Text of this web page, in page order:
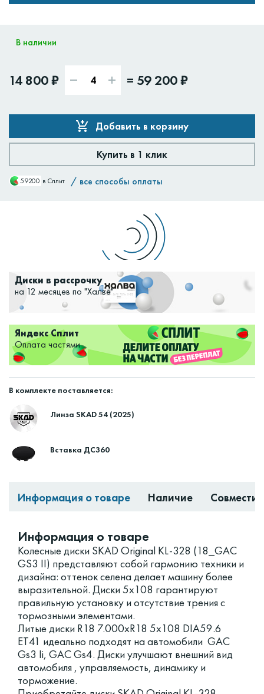
В наличии
14 800 ₽ = 59 200 ₽
Добавить в корзину
Купить в 1 клик
59200 в Сплит / все способы оплаты
Диски в рассрочку
на 12 месяцев по "Халве"
Яндекс Сплит
Оплата частями
В комплекте поставляется:
Линза SKAD 54 (2025)
Вставка ДС360
Информация о товаре Наличие
Информация о товаре
Колесные диски SKAD Original KL-328 (18_GAC
GS3 II) представляют собой гармонию техники и
дизайна: оттенок селена делает машину более
выразительной. Диски 5x108 гарантируют
правильную установку и отсутствие трения с
тормозными элементами.
Литые диски R18 7.000xR18 5x108 DIA59.6
ET41 идеально подходят на автомобили GAC
Gs3 Ii, GAC Gs4. Диски улучшают внешний вид
автомобиля , управляемость, динамику и
торможение.